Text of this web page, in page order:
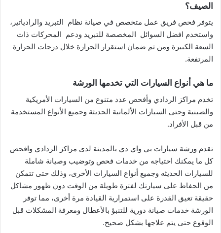
الصيف؟
يتوفر فحص فريق عمل متخصص في صيانة نظام التبريد والرادياتير،
واستخدم افضل السوائل المخصصة للتبريد ودعم المحركات ذات
السعة الكبيرة ومن ثم ضمان استقرار الحرارة خلال درجات الحرارة
المرتفعة.
ما هي أنواع السيارات التي تخدمها الورشة
تخدم مراكز الردادي وأفحص عدد متنوع من السيارات الأمريكية
والصينية وحتى السيارات الألمانية الحديثة وجميع الأنواع المستخدمة
من قبل الأفراد.
تقدم ورشة سيارات بي واي دي بالمدينة لدى مراكز الردادي وافحص
كل ما يمكنك احتياجه من خدمات فحص وتوضيب وصيانة شاملة
للسيارات الحديثه وجميع أنواع السيارات الأخرى، وذلك حتى تتمكن
من الحفاظ على سيارتك لفترة طويلة من الوقت دون ظهور مشاكل
حقيقة تعيق القدرة على استمرارية القيادة مرة أخرى، مما توفر
الورشة خدمات صيانة دورية للتنبؤ بالأعطال ومعرفة المشكلات قبل
الوقوع حتى يتم علاجها بشكل صحيح.